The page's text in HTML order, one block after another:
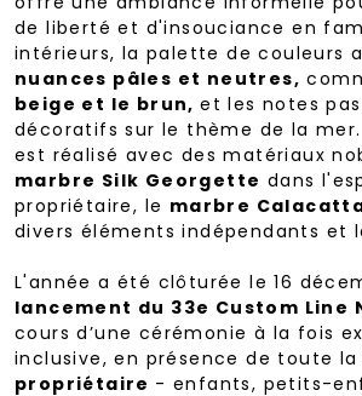
de liberté et d'insouciance en
intérieurs, la palette de couleurs
nuances pâles et neutres,
beige et le brun,et les notes
décoratifs sur le thème de la
est réalisé avec des matériaux
marbre Silk Georgette dans
propriétaire, le marbre
divers éléments indépendants et
L'année a été clôturée le 16
lancement du 33e Custom Line
cours d’une cérémonie à la fois
inclusive, en présence de toute
propriétaire - enfants, petits-